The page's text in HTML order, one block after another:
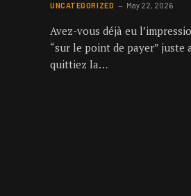
UNCATEGORIZED May 22, 2026
Avez-vous déjà eu
“sur le point de payer” juste
quittiez la…